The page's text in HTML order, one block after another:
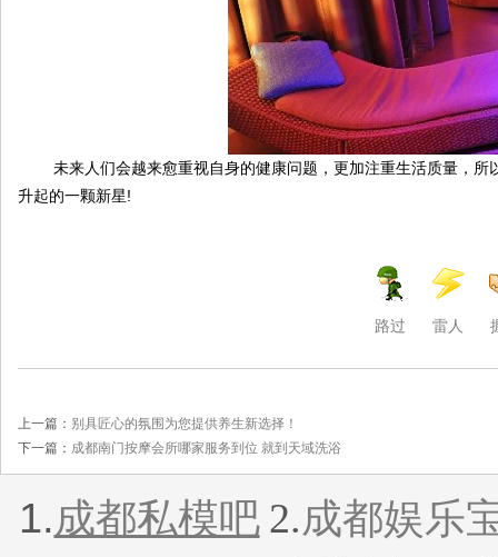
未来人们会越来愈重视自身的健康问题，更加注重生活质量，所
升起的一颗新星!
路过 雷人
上一篇： 别具匠心的氛围为您提供养生新选择！
下一篇： 成都南门按摩会所哪家服务到位 就到天域洗浴
1.成都私模吧 2.成都娱乐